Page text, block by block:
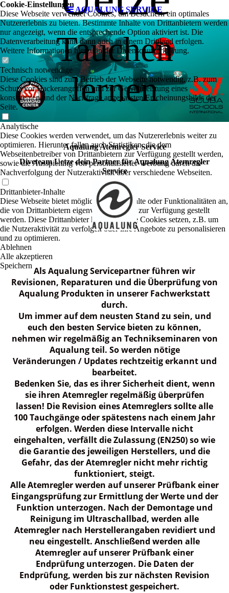
AQUALUNG SERVICE
Tauchen
lernen
Aqualung Atemregler Service
Diveteam Uetze dein Partner für Aqualung Atemregler
Service
Als Aqualung Servicepartner führen wir
Revisionen, Reparaturen und die Überprüfung von
Aqualung Produkten in unserer Fachwerkstatt
durch.
Um immer auf dem neusten Stand zu sein, und
euch den besten Service bieten zu können,
nehmen wir regelmäßig an Technikseminaren von
Aqualung teil. So werden nötige
Veränderungen / Updates rechtzeitig erkannt und
bearbeitet.
Bedenken Sie, das es ihrer Sicherheit dient, wenn
sie ihren Atemregler regelmäßig überprüfen
lassen! Die Revision eines Atemreglers sollte alle
100 Tauchgänge oder spätestens nach einem Jahr
erfolgen. Werden diese Intervalle nicht
eingehalten, verfällt die Zulassung (EN250) so wie
die Garantie des jeweiligen Herstellers, und die
Gefahr, das der Atemregler nicht mehr richtig
funktioniert, steigt.
Alle Atemregler werden auf unserer Prüfbank einer
Eingangsprüfung zur Ermittlung der Werte und der
Funktion unterzogen. Nach der Demontage und
Reinigung im Ultraschallbad, werden alle
Atemregler nach Herstellerangaben revidiert und
neu eingestellt. Anschließend werden alle
Atemregler auf unserer Prüfbank einer
Endprüfung unterzogen. Die Daten der
Endprüfung, werden bis zur nächsten Revision
oder Funktionstest gespeichert.
Cookie-Einstellungen
Diese Webseite verwendet Cookies, um Besuchern ein optimales
Nutzererlebnis zu bieten. Bestimmte Inhalte von Drittanbietern werden
nur angezeigt, wenn die entsprechende Option aktiviert ist. Die
Datenverarbeitung kann dann auch in einem Drittland erfolgen.
Weitere Informationen hierzu in der Datenschutzerklärung.
Technisch notwendige
Diese Cookies sind zum Betrieb der Webseite notwendig, z.B. zum
Schutz vor Hackerangriffen und zur Gewährleistung eines
konsistenten und der Nachfrage angepassten Erscheinungsbilds der
Seite.
Analytische
Diese Cookies werden verwendet, um das Nutzererlebnis weiter zu
optimieren. Hierunter fallen auch Statistiken, die dem
Webseitenbetreiber von Drittanbietern zur Verfügung gestellt werden,
sowie die Ausspielung von personalisierter Werbung durch die
Nachverfolgung der Nutzeraktivität über verschiedene Webseiten.
Drittanbieter-Inhalte
Diese Webseite bietet möglicherweise Inhalte oder Funktionalitäten an,
die von Drittanbietern eigenverantwortlich zur Verfügung gestellt
werden. Diese Drittanbieter können eigene Cookies setzen, z.B. um
die Nutzeraktivität zu verfolgen oder ihre Angebote zu personalisieren
und zu optimieren.
Ablehnen
Alle akzeptieren
Speichern